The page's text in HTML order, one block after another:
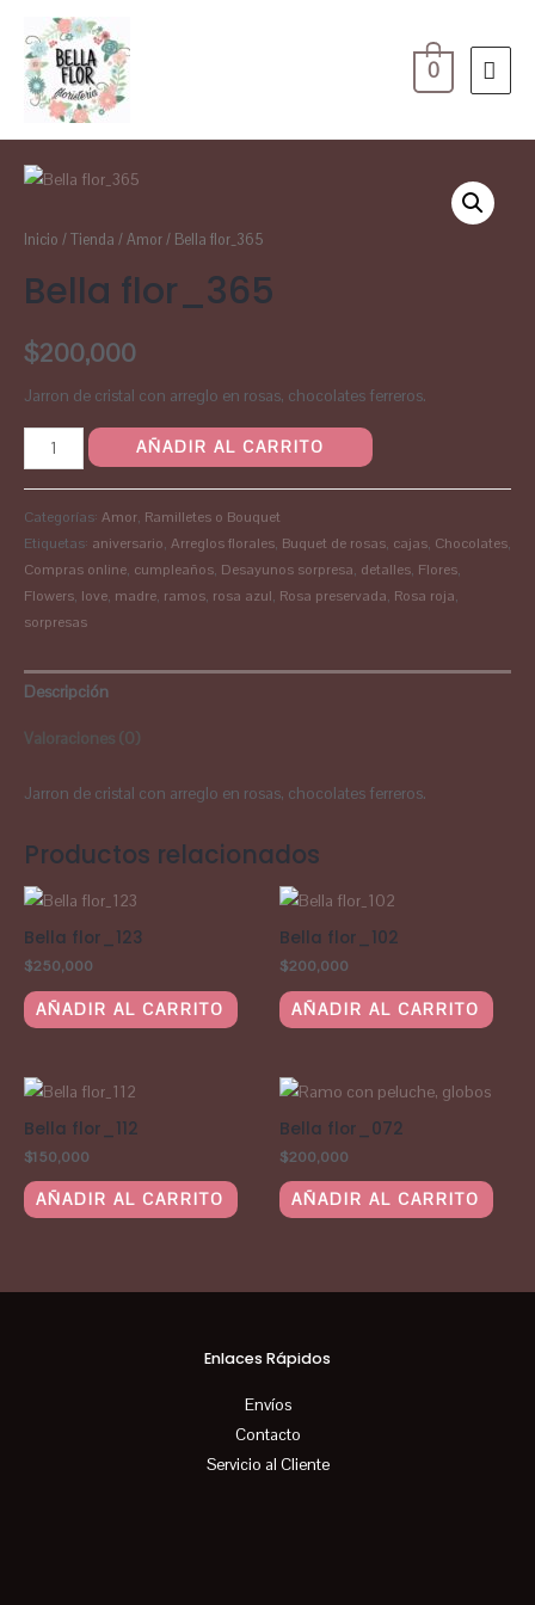
0
Inicio /Tienda /Amor/ Bella flor_365
Bella flor_365
$200,000
Jarron de cristal con arreglo en rosas, chocolates ferreros.
AÑADIR AL CARRITO
Categorías: Amor, Ramilletes o Bouquet
Etiquetas: aniversario, Arreglos florales, Buquet de rosas, cajas, Chocolates,
Compras online, cumpleaños, Desayunos sorpresa, detalles, Flores,
Flowers, love, madre, ramos, rosa azul, Rosa preservada, Rosa roja,
sorpresas
Descripción
Valoraciones (0)
Jarron de cristal con arreglo en rosas, chocolates ferreros.
Productos relacionados
Bella flor_123
$250,000
AÑADIR AL CARRITO
Bella flor_102
$200,000
AÑADIR AL CARRITO
Bella flor_112
$150,000
AÑADIR AL CARRITO
Bella flor_072
$200,000
AÑADIR AL CARRITO
Enlaces Rápidos
Envíos
Contacto
Servicio al Cliente